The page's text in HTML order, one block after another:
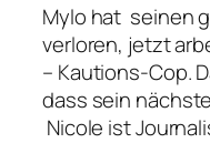
Mylo hat seinen
verloren, jetzt
– Kautions-Cop.
dass sein
Nicole ist